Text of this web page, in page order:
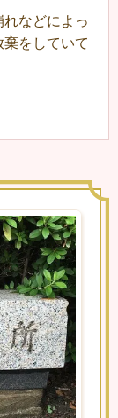
などによっ
をしていて